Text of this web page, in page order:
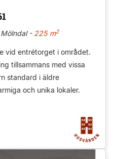
-225 m2
vid entrétorget i området.
tillsammans med vissa
standard i äldre
och unika lokaler.